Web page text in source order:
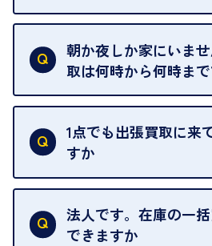
ご自宅以外での査定はお引
定のお店や、ほかのお客様
えられるためです。
朝か夜しか家にいま
取は何時から何時ま
ご訪問可能時間は、10時か
ただし、お品物の種類や量
ただくことがあります。
1点でも出張買取に来
すか
はい。1点でもお伺いします
法人です。在庫の一
できますか